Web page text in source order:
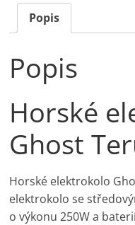
Popis
Popis
Horské
Ghost
Horské elektrokolo
elektrokolo se
o výkonu 250W a